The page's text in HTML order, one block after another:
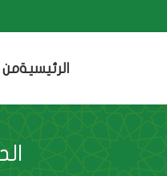
الرئيسيةمن